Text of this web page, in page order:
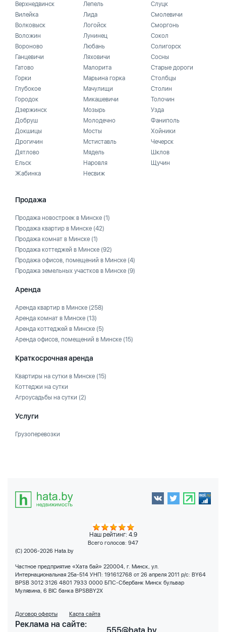
Верхнедвинск
Вилейка
Волковыск
Воложин
Вороново
Ганцевичи
Гатово
Горки
Глубокое
Городок
Дзержинск
Добруш
Докшицы
Дрогичин
Дятлово
Ельск
Жабинка
Лепель
Лида
Логойск
Лунинец
Любань
Ляховичи
Малорита
Марьина горка
Мачулищи
Микашевичи
Мозырь
Молодечно
Мосты
Мстиставль
Мядель
Наровля
Несвиж
Слуцк
Смолевичи
Сморгонь
Сокол
Солигорск
Сосны
Старые дороги
Столбцы
Столин
Толочин
Узда
Фаниполь
Хойники
Чечерск
Шклов
Щучин
Продажа
Продажа новостроек в Минске (1)
Продажа квартир в Минске (42)
Продажа комнат в Минске (1)
Продажа коттеджей в Минске (92)
Продажа офисов, помещений в Минске (4)
Продажа земельных участков в Минске (9)
Аренда
Аренда квартир в Минске (258)
Аренда комнат в Минске (13)
Аренда коттеджей в Минске (5)
Аренда офисов, помещений в Минске (15)
Краткосрочная аренда
Квартиры на сутки в Минске (15)
Коттеджи на сутки
Агроусадьбы на сутки (2)
Услуги
Грузоперевозки
Наш рейтинг: 4.9
Всего голосов: 947
(C) 2006-2026 Hata.by
Частное предприятие «Хата бай» 220004, г. Минск, ул.
Интернациональная 25а-514 УНП: 191612768 от 26 апреля 2011 р/с: BY64
BPSB 3012 3126 4801 7933 0000 БПС-Сбербанк Минск бульвар
Мулявина, 6 BIC банка BPSBBY2X
Договор оферты Карта сайта
Реклама на сайте: